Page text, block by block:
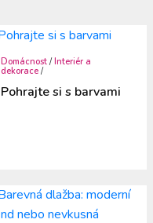
Domácnost /Interiér a
dekorace /
Pohrajte si s barvami